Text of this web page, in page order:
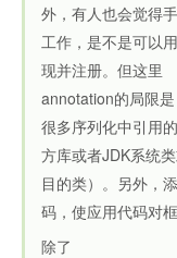
外，有人也会觉得
工作，是不是可以
现并注册。但这里
annotation的局限
很多序列化中引用
方库或者JDK系统
目的类）。另外，
码，使应用代码对
除了